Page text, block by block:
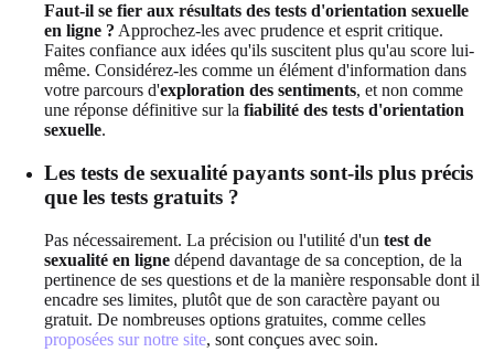
Faut-il se fier aux résultats des tests d'orientation sexuelle
en ligne ? Approchez-les avec prudence et esprit critique.
Faites confiance aux idées qu'ils suscitent plus qu'au score lui-
même. Considérez-les comme un élément d'information dans
votre parcours d'exploration des sentiments, et non comme
une réponse définitive sur la fiabilité des tests d'orientation
sexuelle.
Les tests de sexualité payants sont-ils plus précis
que les tests gratuits ?
Pas nécessairement. La précision ou l'utilité d'un test de
sexualité en ligne dépend davantage de sa conception, de la
pertinence de ses questions et de la manière responsable dont il
encadre ses limites, plutôt que de son caractère payant ou
gratuit. De nombreuses options gratuites, comme celles
proposées sur notre site, sont conçues avec soin.